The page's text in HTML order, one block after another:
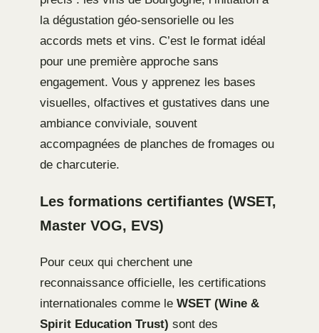
la dégustation géo-sensorielle ou les
accords mets et vins. C’est le format idéal
pour une première approche sans
engagement. Vous y apprenez les bases
visuelles, olfactives et gustatives dans une
ambiance conviviale, souvent
accompagnées de planches de fromages ou
de charcuterie.
Les formations certifiantes (WSET,
Master VOG, EVS)
Pour ceux qui cherchent une
reconnaissance officielle, les certifications
internationales comme le WSET (Wine &
Spirit Education Trust) sont des